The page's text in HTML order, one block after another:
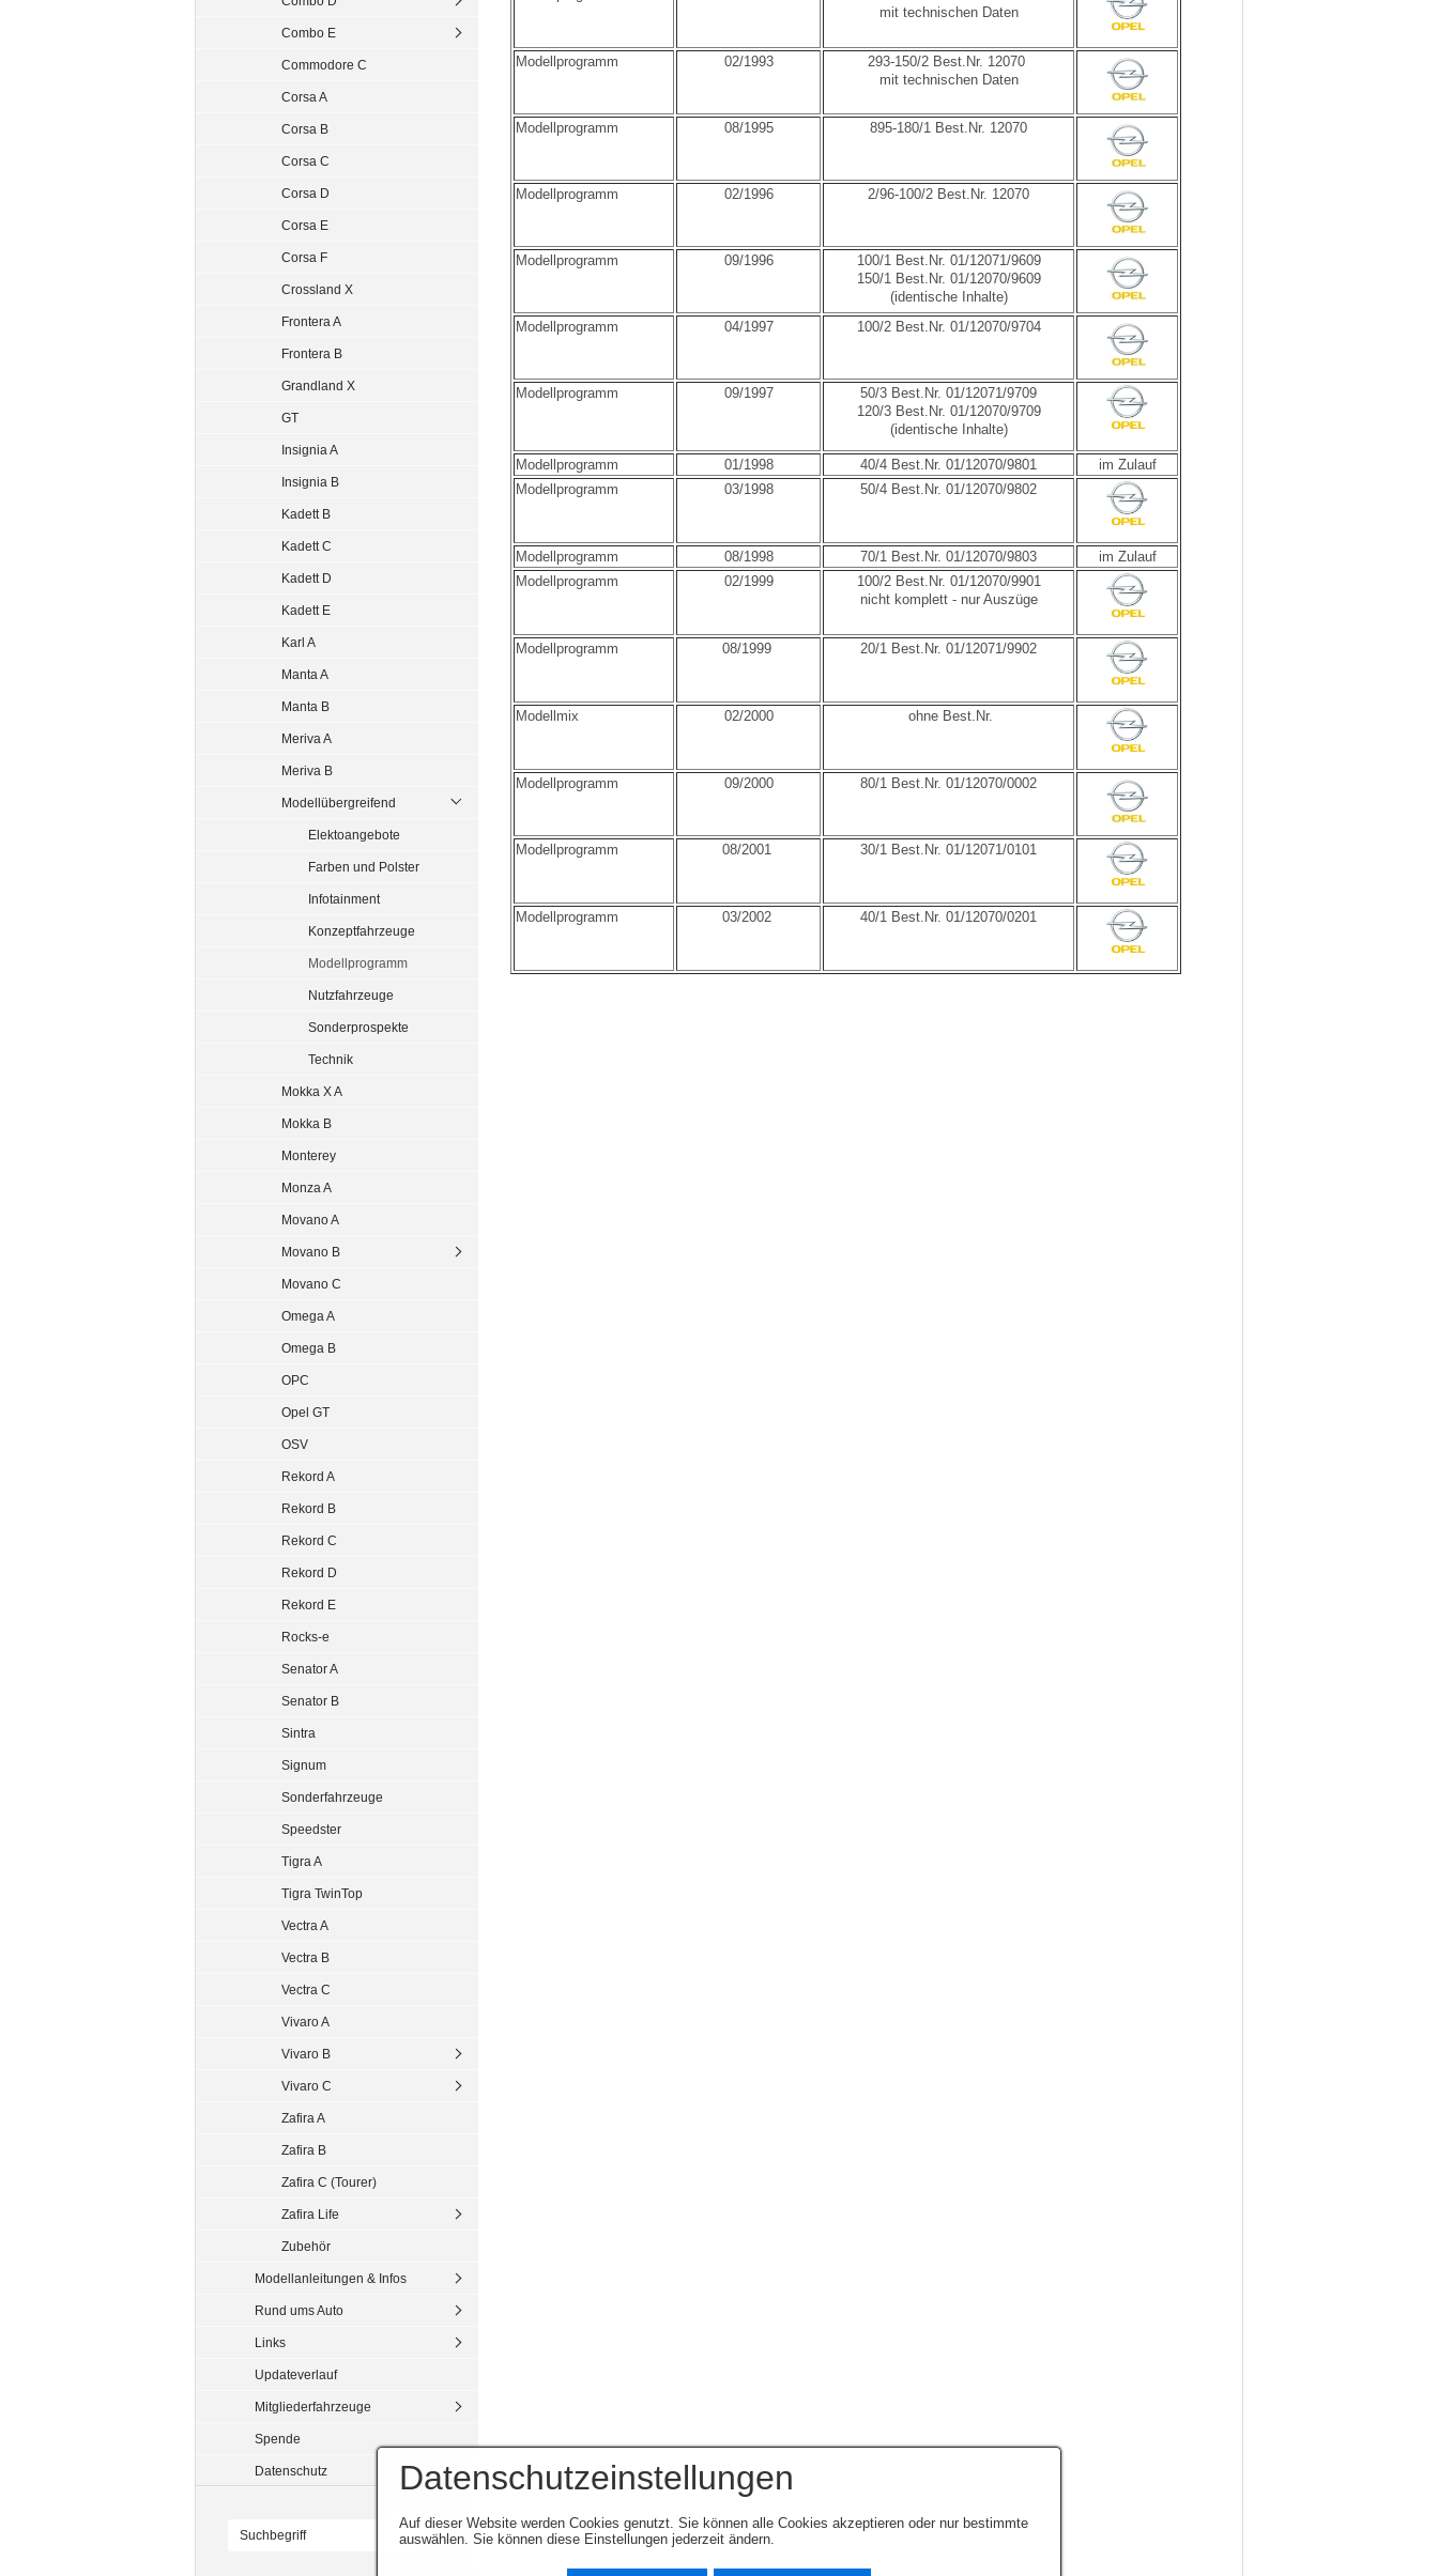
Combo E
Commodore C
Corsa A
Corsa B
Corsa C
Corsa D
Corsa E
Corsa F
Crossland X
Frontera A
Frontera B
Grandland X
GT
Insignia A
Insignia B
Kadett B
Kadett C
Kadett D
Kadett E
Karl A
Manta A
Manta B
Meriva A
Meriva B
Modellübergreifend
Elektoangebote
Farben und Polster
Infotainment
Konzeptfahrzeuge
Modellprogramm
Nutzfahrzeuge
Sonderprospekte
Technik
Mokka X A
Mokka B
Monterey
Monza A
Movano A
Movano B
Movano C
Omega A
Omega B
OPC
Opel GT
OSV
Rekord A
Rekord B
Rekord C
Rekord D
Rekord E
Rocks-e
Senator A
Senator B
Sintra
Signum
Sonderfahrzeuge
Speedster
Tigra A
Tigra TwinTop
Vectra A
Vectra B
Vectra C
Vivaro A
Vivaro B
Vivaro C
Zafira A
Zafira B
Zafira C (Tourer)
Zafira Life
Zubehör
Modellanleitungen & Infos
Rund ums Auto
Links
Updateverlauf
Mitgliederfahrzeuge
Spende
Datenschutz
mit technischen Daten
Modellprogramm 02/1993
293-150/2 Best.Nr. 12070
mit technischen Daten
Modellprogramm 08/1995 895-180/1 Best.Nr. 12070
Modellprogramm 02/1996 2/96-100/2 Best.Nr. 12070
Modellprogramm 09/1996
100/1 Best.Nr. 01/12071/9609
150/1 Best.Nr. 01/12070/9609
(identische Inhalte)
Modellprogramm
04/1997 100/2 Best.Nr. 01/12070/9704
Modellprogramm 09/1997
50/3 Best.Nr. 01/12071/9709
120/3 Best.Nr. 01/12070/9709
(identische Inhalte)
Modellprogramm 01/1998 40/4 Best.Nr. 01/12070/9801
im Zulauf
Modellprogramm
03/1998 50/4 Best.Nr. 01/12070/9802
Modellprogramm 08/1998 70/1 Best.Nr. 01/12070/9803
im Zulauf
Modellprogramm
02/1999
100/2 Best.Nr. 01/12070/9901
nicht komplett - nur Auszüge
Modellprogramm 08/1999 20/1 Best.Nr. 01/12071/9902
Modellmix 02/2000 ohne Best.Nr.
Modellprogramm 09/2000 80/1 Best.Nr. 01/12070/0002
Modellprogramm 08/2001 30/1 Best.Nr. 01/12071/0101
Modellprogramm 03/2002 40/1 Best.Nr. 01/12070/0201
Datenschutzeinstellungen
Auf dieser Website werden Cookies genutzt. Sie können alle Cookies akzeptieren oder nur bestimmte
auswählen. Sie können diese Einstellungen jederzeit ändern.